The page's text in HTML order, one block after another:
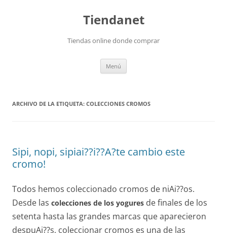
Tiendanet
Tiendas online donde comprar
Menú
ARCHIVO DE LA ETIQUETA: COLECCIONES CROMOS
Sipi, nopi, sipiai??i??A?te cambio este
cromo!
Todos hemos coleccionado cromos de niAi??os.
Desde las colecciones de los yogures de finales de los
setenta hasta las grandes marcas que aparecieron
despuAi??s, coleccionar cromos es una de las